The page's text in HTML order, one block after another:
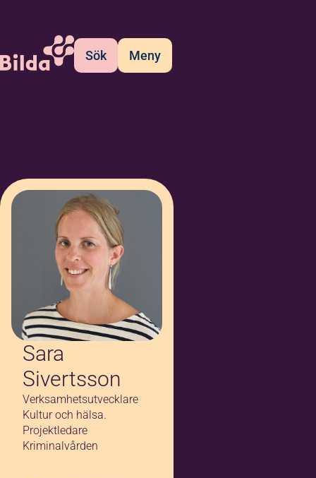
Sök Meny
Sara
Sivertsson
Verksamhetsutvecklare
Kultur och hälsa.
Projektledare
Kriminalvården